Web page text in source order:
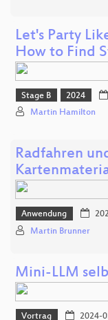
Let's Party
How to Find
Stage B 2024
Martin Hamilton
Radfahren
Anwendung
Martin Brunner
Mini-LLM
Vortrag 2024-